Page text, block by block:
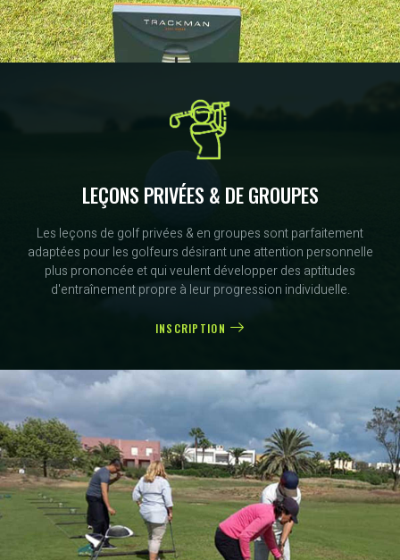
LEÇONS PRIVÉES & DE GROUPES
Les leçons de golf privées & en groupes sont parfaitement
adaptées pour les golfeurs désirant une attention personnelle
plus prononcée et qui veulent développer des aptitudes
d'entraînement propre à leur progression individuelle.
INSCRIPTION